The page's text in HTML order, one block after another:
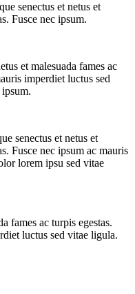
senectus et netus et
Fusce nec ipsum.
et malesuada fames ac
imperdiet luctus sed
senectus et netus et
Fusce nec ipsum ac mauris
lorem ipsu sed vitae
fames ac turpis egestas.
luctus sed vitae ligula.